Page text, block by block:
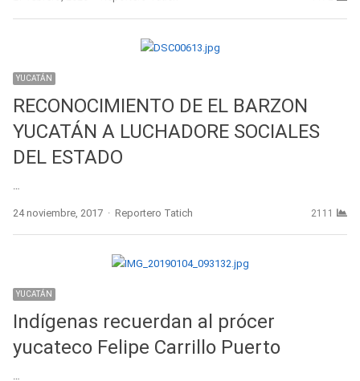
YUCATÁN
RECONOCIMIENTO DE EL BARZON
YUCATÁN A LUCHADORE SOCIALES
DEL ESTADO
24 noviembre, 2017 Author
Reportero Tatich 2111
YUCATÁN
Indígenas recuerdan al prócer
yucateco Felipe Carrillo Puerto
…